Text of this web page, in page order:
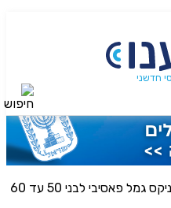
חדשני
גמל פאסיבי לבני 50 עד 60